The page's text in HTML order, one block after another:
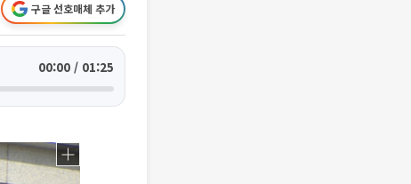
구글 선호매체 추가
00:00 / 01:25